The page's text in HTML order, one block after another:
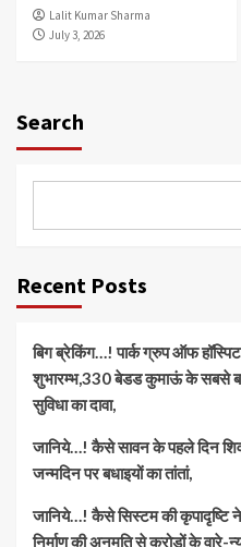
Lalit Kumar Sharma
July 3, 2026
Search
Recent Posts
बिग ब्रेकिंग…! पार्क ग्रुप ऑफ
शुभारम्भ,330 बेडड कुमाऊं के सबसे
सुविधा का दावा,
जानिये…! कैसे सावन के पहले दिन
जन्मदिन पर बधाइयों का तांतां,
जानिये…! कैसे सिस्टम की कृपादृष्टि
निर्माण की अनुमति से करोड़ों के वारे-